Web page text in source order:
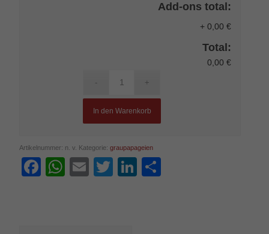
Add-ons total:
+ 0,00 €
Total:
0,00 €
In den Warenkorb
Artikelnummer: n. v. Kategorie:graupapageien
Facebook
WhatsApp
EmailTwitterLinkedIn